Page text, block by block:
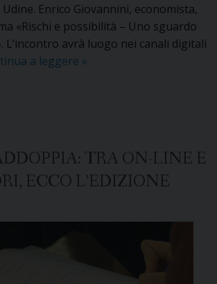
Udine. Enrico Giovannini, economista,
«Rischi e possibilità – Uno sguardo
L’incontro avrà luogo nei canali digitali
a leggere Il
WEB.
Interverrà
»
TRA ON-LINE E
ECCO L’EDIZIONE